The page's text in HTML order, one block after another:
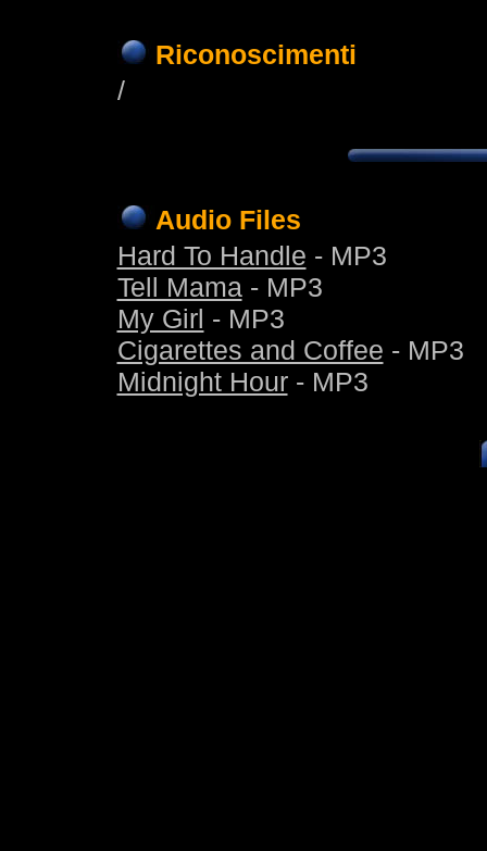
Riconoscimenti
/
Audio Files
Hard To Handle - MP3
Tell Mama- MP3
My Girl - MP3
Cigarettes and Coffee - MP3
Midnight Hour- MP3